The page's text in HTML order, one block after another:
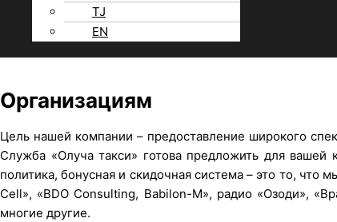
TJ
EN
Организациям
Цель нашей компании – предоставление широкого
Служба «Олуча такси» готова предложить для вашей
политика, бонусная и скидочная система – это то,
Cell», «BDO Consulting, Babilon-M», радио «Озоди»,
многие другие.